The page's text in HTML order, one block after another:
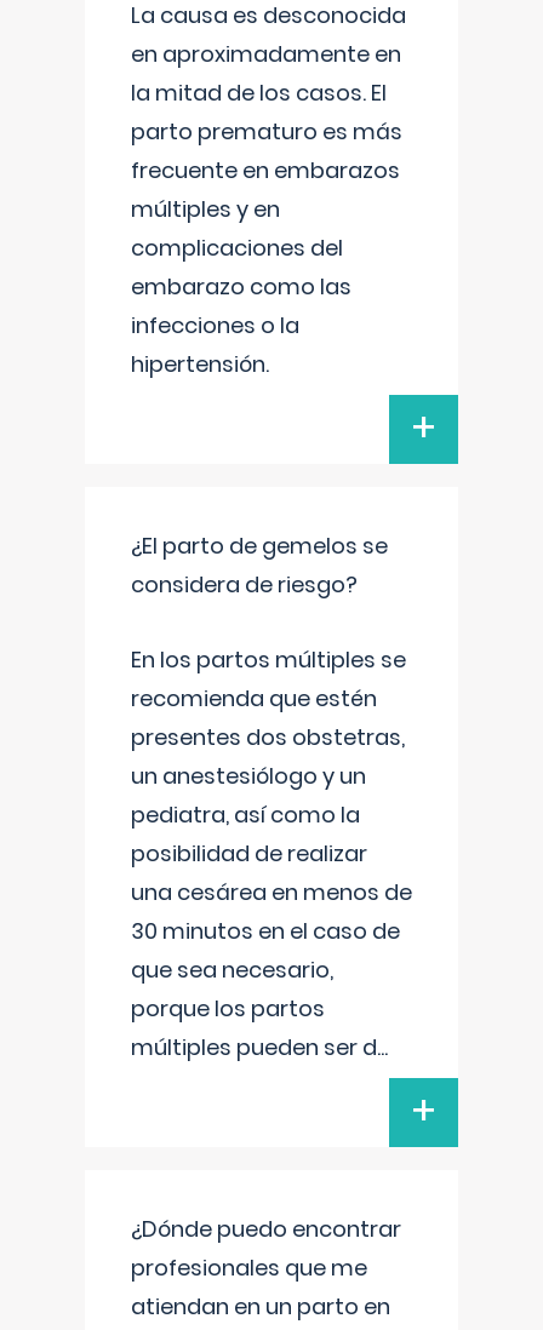
La causa es desconocida
en aproximadamente en
la mitad de los casos. El
parto prematuro es más
frecuente en embarazos
múltiples y en
complicaciones del
embarazo como las
infecciones o la
hipertensión.
+
¿El parto de gemelos se
considera de riesgo?
En los partos múltiples se
recomienda que estén
presentes dos obstetras,
un anestesiólogo y un
pediatra, así como la
posibilidad de realizar
una cesárea en menos de
30 minutos en el caso de
que sea necesario,
porque los partos
múltiples pueden ser d...
+
¿Dónde puedo encontrar
profesionales que me
atiendan en un parto en